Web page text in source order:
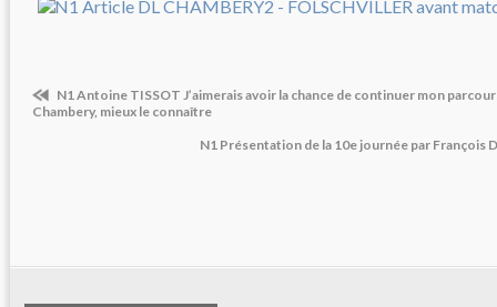
N1 Antoine TISSOT J’aimerais avoir la chance de continuer mon
Chambery, mieux le connaître
N1 Présentation de la 10e journée par François